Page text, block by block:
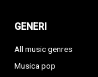
GENERI
All music genres
Musica pop